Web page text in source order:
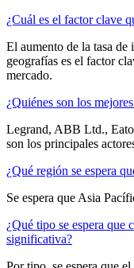
¿Cuál es el factor clave
El aumento de la tasa de
geografías es el factor
mercado.
¿Quiénes son los
Legrand, ABB Ltd.,
son los principales
¿Qué región se espera
Se espera que Asia
¿Qué tipo se espera que
significativa?